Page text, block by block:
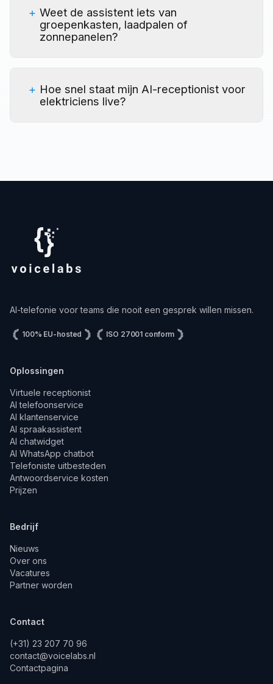
Weet de assistent iets van
groepenkasten, laadpalen of
zonnepanelen?
Hoe snel staat mijn AI-receptionist voor
elektriciens live?
AI-telefonie voor teams die nooit een gesprek willen missen.
100% EU-hosted ISO 27001 conform
Oplossingen
Virtuele receptionist
AI telefoonservice
AI klantenservice
AI spraakassistent
AI chatwidget
AI WhatsApp chatbot
Telefoniste uitbesteden
Antwoordservice kosten
Prijzen
Bedrijf
Nieuws
Over ons
Vacatures
Partner worden
Contact
(+31) 23 207 70 96
contact@voicelabs.nl
Contactpagina